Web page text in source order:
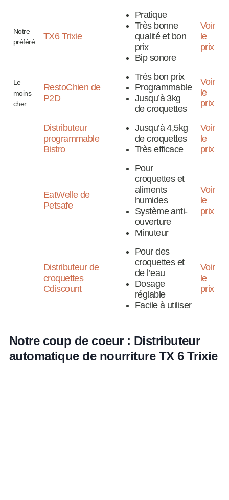
Notre
préféré
TX6 Trixie
Pratique
Très bonne
qualité et bon
prix
Bip sonore
Voir
le
prix
Le
moins
cher
RestoChien de
P2D
Très bon prix
Programmable
Jusqu’à 3kg
de croquettes
Voir
le
prix
Distributeur
programmable
Bistro
Jusqu’à 4,5kg
de croquettes
Très efficace
Voir
le
prix
EatWelle de
Petsafe
Pour
croquettes et
aliments
humides
Système anti-
ouverture
Minuteur
Voir
le
prix
Distributeur de
croquettes
Cdiscount
Pour des
croquettes et
de l’eau
Dosage
réglable
Facile à utiliser
Voir
le
prix
Notre coup de coeur : Distributeur
automatique de nourriture TX 6 Trixie